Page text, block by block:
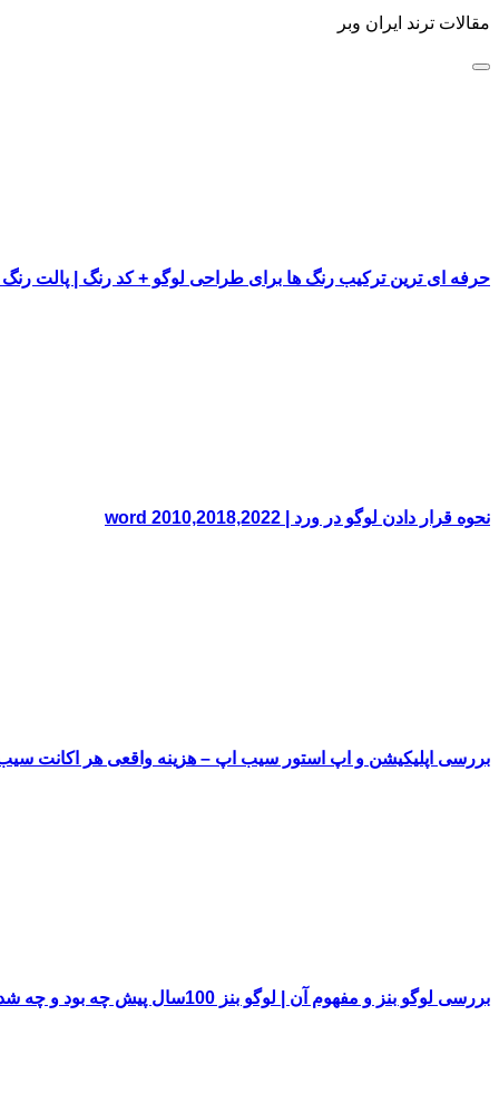
مقالات ترند ایران وبر
حرفه ای ترین ترکیب رنگ ها برای طراحی لوگو + کد رنگ | پالت
نحوه قرار دادن لوگو در ورد | word 2010,2018,2022
بررسی اپلیکیشن و اپ استور سیب اپ – هزینه واقعی هر اکانت
بررسی لوگو بنز و مفهوم آن | لوگو بنز 100سال پیش چه بود و چه شد!